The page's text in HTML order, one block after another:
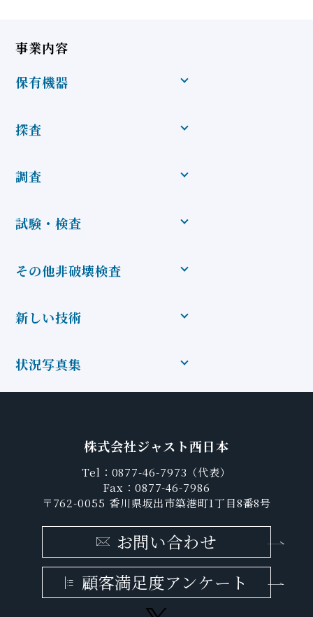
事業内容
保有機器
探査
調査
試験・検査
その他⾮破壊検査
新しい技術
状況写真集
株式会社ジャスト西日本
Tel：0877-46-7973（代表）
Fax：0877-46-7986
〒762-0055 ⾹川県坂出市築港町1丁目8番8号
お問い合わせ
顧客満足度アンケート